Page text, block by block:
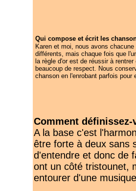
Qui compose et écrit les
Karen et moi, nous avons
différents, mais chaque fois que
la règle d'or est de réussir à
beaucoup de respect. Nous
chanson en l'enrobant parfois pour
Comment
A la base c'est
être forte à deux sans
d'entendre et donc de
ont un côté tristounet,
entourer d'une